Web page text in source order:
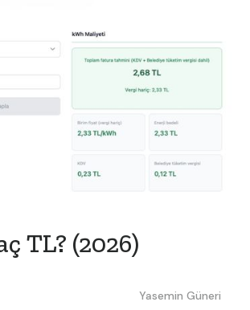
TL? (2026)
Yasemin Güneri